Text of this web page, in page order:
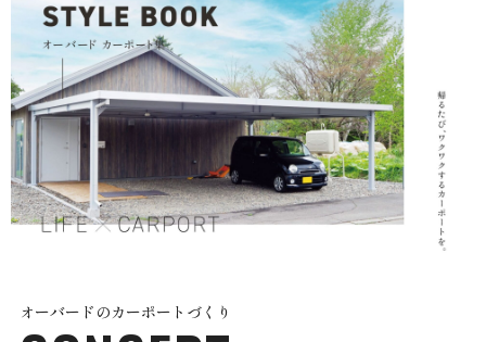
オーバードのカーポートづくり